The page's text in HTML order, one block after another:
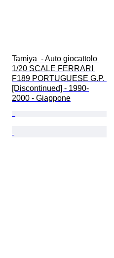
Tamiya  - Auto giocattolo
1/20 SCALE FERRARI
F189 PORTUGUESE G.P.
[Discontinued] - 1990-
2000 - Giappone